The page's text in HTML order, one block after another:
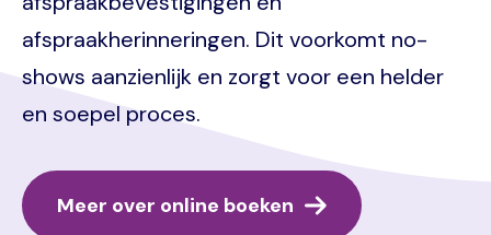
afspraakherinneringen. Dit voorkomt no-
shows aanzienlijk en zorgt voor een helder
en soepel proces.
Meer over online boeken